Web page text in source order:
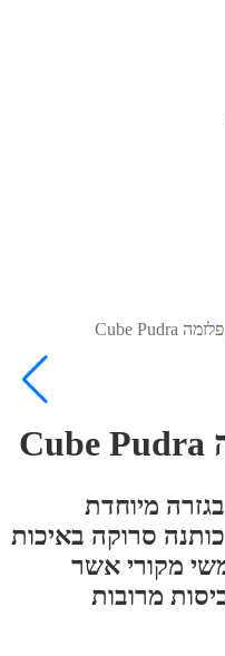
חולצה מבית Plazma lab בגזרה מיוחדת
ומחמיאה עשויה מ 100% כותנה סרוקה באיכות
מקורי אשר
מרובות